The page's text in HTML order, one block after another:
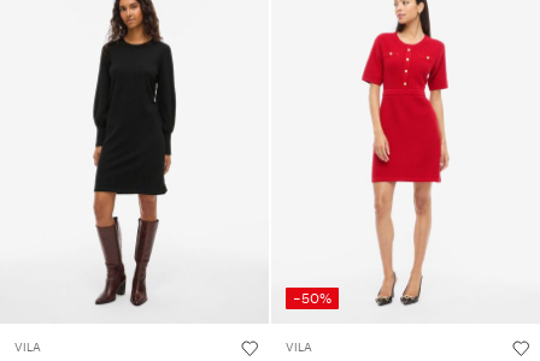
VILA
-50%
VILA